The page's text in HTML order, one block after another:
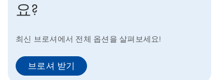
요?
최신 브로셔에서 전체 옵션을 살펴보세요!
브로셔 받기